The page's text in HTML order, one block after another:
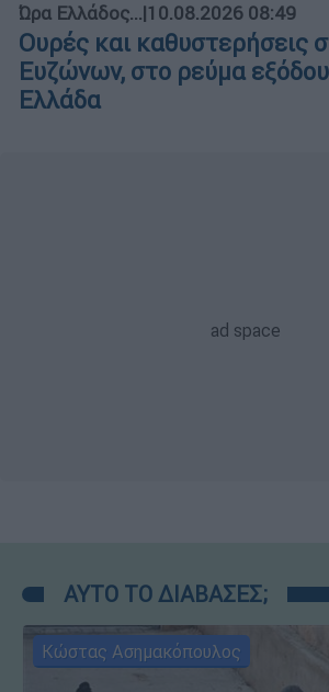
Ώρα Ελλάδος...|10.08.2026 08:49
Ουρές και καθυστερήσεις
Ευζώνων, στο ρεύμα
Ελλάδα
ΑΥΤΟ ΤΟ ΔΙΑΒΑΣΕΣ;
Κώστας Ασημακόπουλος